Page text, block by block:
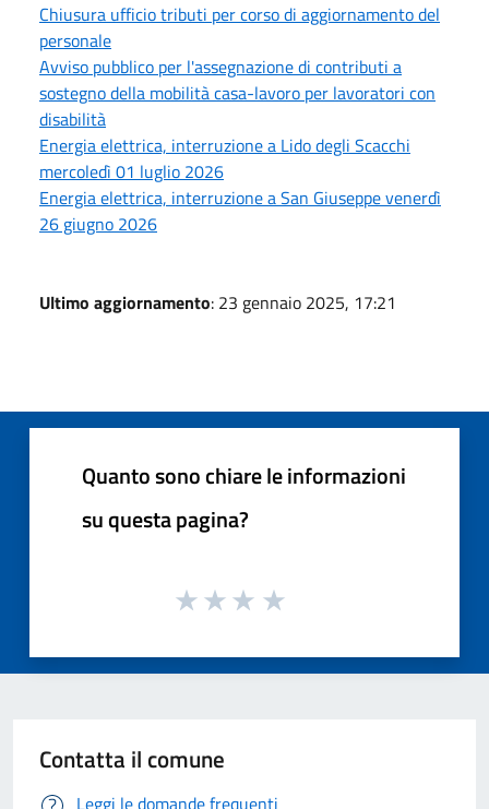
Chiusura ufficio tributi per corso di aggiornamento del
personale
Avviso pubblico per l'assegnazione di contributi a
sostegno della mobilità casa-lavoro per lavoratori con
disabilità
Energia elettrica, interruzione a Lido degli Scacchi
mercoledì 01 luglio 2026
Energia elettrica, interruzione a San Giuseppe venerdì
26 giugno 2026
Ultimo aggiornamento: 23 gennaio 2025, 17:21
Quanto sono chiare le informazioni
su questa pagina?
Contatta il comune